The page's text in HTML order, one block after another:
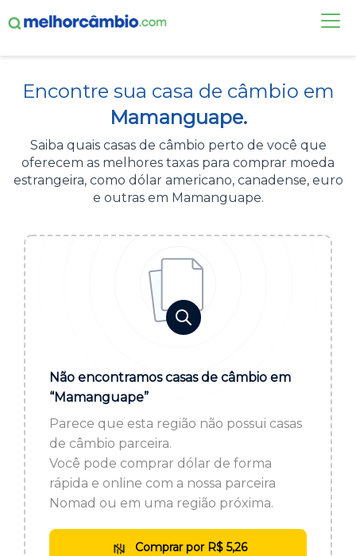
CASAS DE CÂMBIO
DÓLAR HOJE
ALERTA DE CÂMBIO
Acesse sua conta:
BROKER DE OFERTAS
ou cadastre-se se ainda não tem registro:
CADASTRE-SE
Encontre sua casa de câmbio em
Mamanguape.
Saiba quais casas de câmbio perto de você que
oferecem as melhores taxas para comprar moeda
estrangeira, como dólar americano, canadense, euro
e outras em Mamanguape.
Não encontramos casas de câmbio em
“Mamanguape”
Parece que esta região não possui casas
de câmbio parceira.
Você pode comprar dólar de forma
rápida e online com a nossa parceira
Nomad ou em uma região próxima.
Comprar por R$ 5,26